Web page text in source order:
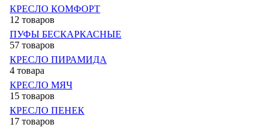
КРЕСЛО КОМФОРТ
12 товаров
ПУФЫ БЕСКАРКАСНЫЕ
57 товаров
КРЕСЛО ПИРАМИДА
4 товара
КРЕСЛО МЯЧ
15 товаров
КРЕСЛО ПЕНЕК
17 товаров